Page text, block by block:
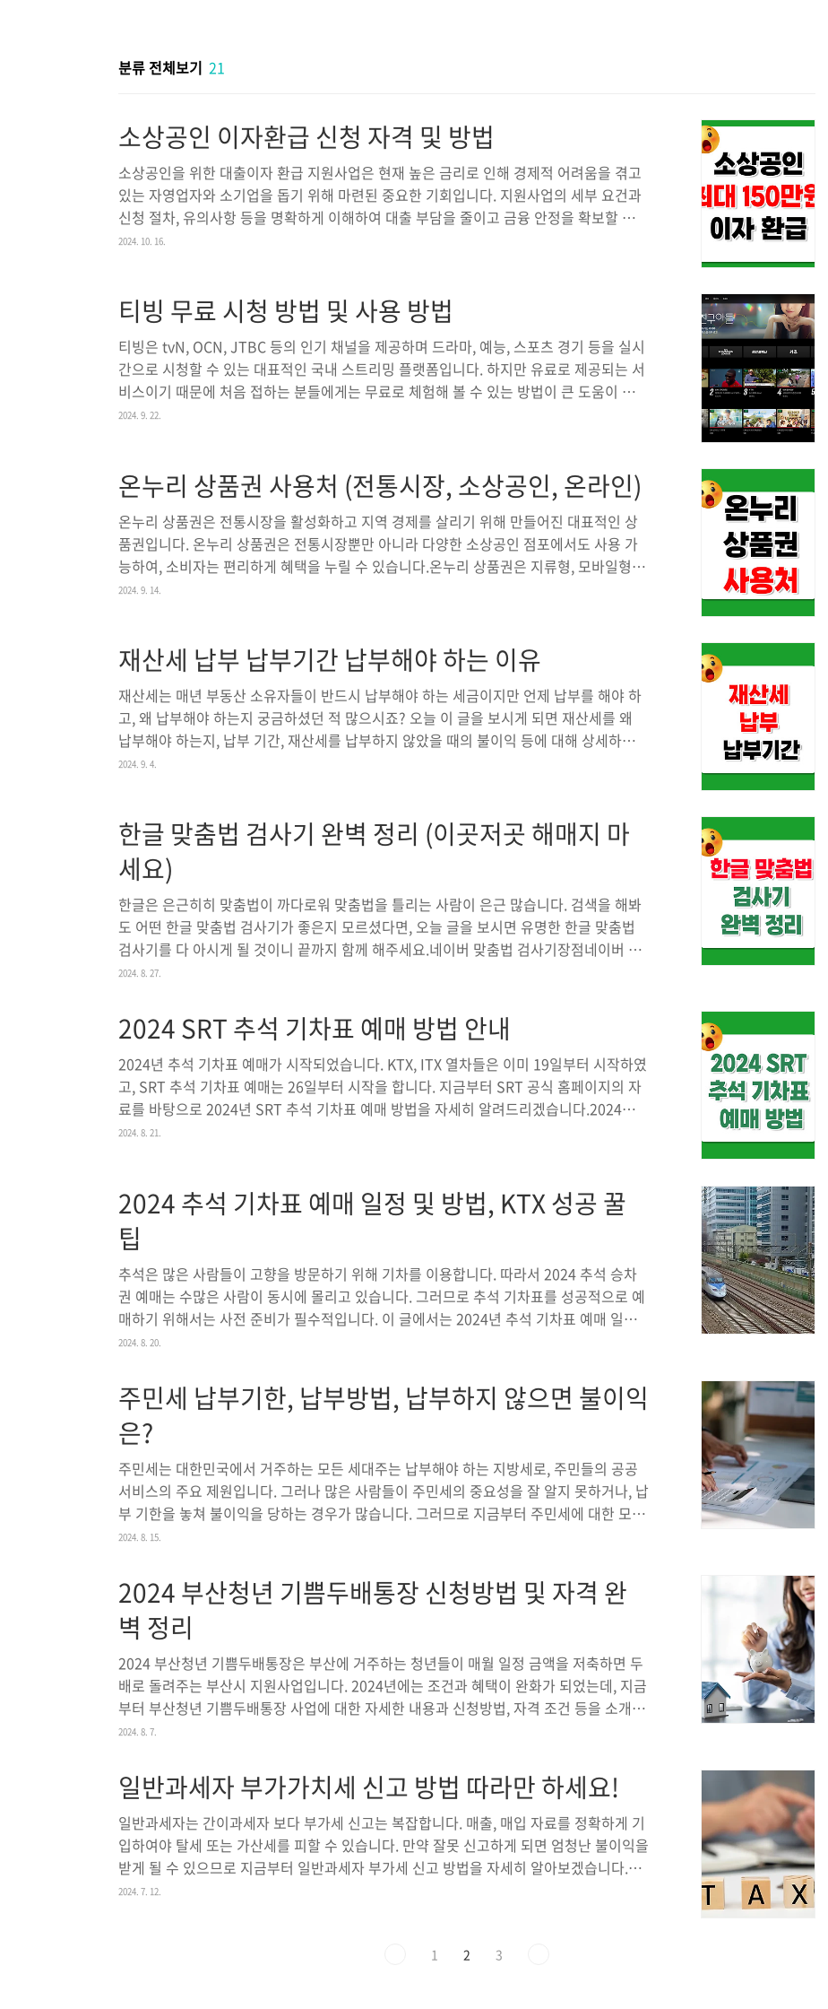
분류 전체보기 21
소상공인 이자환급 신청 자격 및 방법
소상공인을 위한 대출이자 환급 지원사업은 현재 높은 금리로 인해 경제적 어려움을 겪고
있는 자영업자와 소기업을 돕기 위해 마련된 중요한 기회입니다. 지원사업의 세부 요건과
신청 절차, 유의사항 등을 명확하게 이해하여 대출 부담을 줄이고 금융 안정을 확보할 수
있는 이 기회를 놓치지 않도록 하세요.소상공인 대출이자 환급 지원사업이번 소상공인 이
면서 많은 자영업자와 소기업이 자금 운용에 어려움을 겪고 있습니다.이러한 상황은 특히
중소기업이나 자영업자들에게 큰 부담이 될 수밖에 없습니다. 이러한 현실을 고려하여 중
소금융권에서 대출을 받은 소..
2024. 10. 16.
티빙 무료 시청 방법 및 사용 방법
티빙은 tvN, OCN, JTBC 등의 인기 채널을 제공하며 드라마, 예능, 스포츠 경기 등을 실시
간으로 시청할 수 있는 대표적인 국내 스트리밍 플랫폼입니다. 하지만 유료로 제공되는 서
비스이기 때문에 처음 접하는 분들에게는 무료로 체험해 볼 수 있는 방법이 큰 도움이 될
수 있습니다. 이번 글에서는 티빙의 이용방법과 한 달 무료로 보는 방법을 상세히 정리해드
티빙 이용하기스마트폰이나 태블릿을 통해 티빙을 이용하려면 먼저 해당 기기에 맞는 앱
을 설치해야 합니다. 안드로이드 사용자는 구글 플레이스토어, iOS 사용자라면 애플 앱스
토어에서..
2024. 9. 22.
온누리 상품권 사용처 (전통시장, 소상공인, 온라인)
온누리 상품권은 전통시장을 활성화하고 지역 경제를 살리기 위해 만들어진 대표적인 상
품권입니다. 온누리 상품권은 전통시장뿐만 아니라 다양한 소상공인 점포에서도 사용 가
능하여, 소비자는 편리하게 혜택을 누릴 수 있습니다.온누리 상품권은 지류형, 모바일형,
전자형으로 나뉘며, 각 유형에 따라 사용처가 다를 수 있습니다. 전통시장 외에도 많은 가
니다. 전국 대부분의 전통시장에서 온누리 상품권을 사용할 수 있으며, 지역마다 특색 있는
상품들을 구매할 수 있습니다. 예를 들어, 서울의 남대문시장, 부산의 자갈치시장, 대구의
서문시장 등 다양한 전통시장..
2024. 9. 14.
재산세 납부 납부기간 납부해야 하는 이유
재산세는 매년 부동산 소유자들이 반드시 납부해야 하는 세금이지만 언제 납부를 해야 하
고, 왜 납부해야 하는지 궁금하셨던 적 많으시죠? 오늘 이 글을 보시게 되면 재산세를 왜
납부해야 하는지, 납부 기간, 재산세를 납부하지 않았을 때의 불이익 등에 대해 상세하게
알아 가실 수 있을 겁니다.재산세를 납부하는 이유 재산세는 지자체의 중요한 세금이며, 이
재산세는 국가의 재정에 큰 역할을 합니다. 또한, 재산세는 부동산 시장을 조절하는 기능도
하며, 과도한 부동산 투기를 방지하는 역할도 합니다. 재산세 납부기간재산세는 매년 정해
진 기간에 납..
2024. 9. 4.
한글 맞춤법 검사기 완벽 정리 (이곳저곳 해매지 마
세요)
한글은 은근히히 맞춤법이 까다로워 맞춤법을 틀리는 사람이 은근 많습니다. 검색을 해봐
도 어떤 한글 맞춤법 검사기가 좋은지 모르셨다면, 오늘 글을 보시면 유명한 한글 맞춤법
검사기를 다 아시게 될 것이니 끝까지 함께 해주세요.네이버 맞춤법 검사기장점네이버 맞
춤법 검사기는 우리나라 사람들이 가장 많이 사용되는 도구 중 하나로, 사용자 입장을 생각
쉽게 확인할 수 있어, 실시간으로 맞춤법과 문법을 교정할 수 있습니다. 또 다른 장점은 네
이버의 검색 엔진과 연동되어 있어, 자주 검색되는 단어와 표현을 기준으로 최신의 맞춤법
규정을 반영한다는 점입니다. 이로 인해 실생활에서 자주 사용하는 표현들을 더 정확하게
교정할 수 있습니다..
2024. 8. 27.
2024 SRT 추석 기차표 예매 방법 안내
2024년 추석 기차표 예매가 시작되었습니다. KTX, ITX 열차들은 이미 19일부터 시작하였
고, SRT 추석 기차표 예매는 26일부터 시작을 합니다. 지금부터 SRT 공식 홈페이지의 자
료를 바탕으로 2024년 SRT 추석 기차표 예매 방법을 자세히 알려드리겠습니다.2024
SRT 추석 기차표 예매 일정 SRT는 서울 수서역을 출발해 호남선, 경부선, 경전선, 동해선,
합니다.2024 추석 승차권 대상 기간대상 기간: 2024년 9월 13일(금)부터 9월 18일(수)까
지 총 6일간예매 방법: 온라인(PC, 모바일) 및 전화 접수(..
2024. 8. 21.
2024 추석 기차표 예매 일정 및 방법, KTX 성공 꿀
팁
추석은 많은 사람들이 고향을 방문하기 위해 기차를 이용합니다. 따라서 2024 추석 승차
권 예매는 수많은 사람이 동시에 몰리고 있습니다. 그러므로 추석 기차표를 성공적으로 예
매하기 위해서는 사전 준비가 필수적입니다. 이 글에서는 2024년 추석 기차표 예매 일정
과 방법, 그리고 성공적인 예매를 위한 꿀팁을 자세히 안내합니다.2024 추석 승차권 예매
다. 예매는 교통지원대상자와 일반 고객으로 나누어 일정이 다르게 운영됩니다. 추석 기차
표 예매 바로가기👆 예매 일정 개요예매 기간: 2024년 8월 19일(월) ~ 2024년 8월 22일
(목)예매 대상자별 일정:8월 19일(월) ~ 8월 20일(화): 교통지원대..
2024. 8. 20.
주민세 납부기한, 납부방법, 납부하지 않으면 불이익
은?
주민세는 대한민국에서 거주하는 모든 세대주는 납부해야 하는 지방세로, 주민들의 공공
서비스의 주요 제원입니다. 그러나 많은 사람들이 주민세의 중요성을 잘 알지 못하거나, 납
부 기한을 놓쳐 불이익을 당하는 경우가 많습니다. 그러므로 지금부터 주민세에 대한 모든
정보를 알려드리겠습니다.주민세란? 주민세는 지방자치단체에서 거주자들에게 부과하는
재원은 도로, 공원, 복지 시설 등의 공공서비스 제공에 사용됩니다. 주민세는 크게 개인분
과 사업소분으로 나뉘며, 오늘은 주로 개인분에 대해 다룰 것입니다.주민세 납부하지 않으
면 불이익주민세는 필수적으로 납부해야 하는 세금입니다. 만약 납부 기한을 넘기거나 납
부하지 않으면 여러 가지 불..
2024. 8. 15.
2024 부산청년 기쁨두배통장 신청방법 및 자격 완
벽 정리
2024 부산청년 기쁨두배통장은 부산에 거주하는 청년들이 매월 일정 금액을 저축하면 두
배로 돌려주는 부산시 지원사업입니다. 2024년에는 조건과 혜택이 완화가 되었는데, 지금
부터 부산청년 기쁨두배통장 사업에 대한 자세한 내용과 신청방법, 자격 조건 등을 소개합
니다.2024년 부산청년 기쁨두배통장 부산청년 기쁨두배통장은 부산시에 거주하는 청년
해 주는 프로그램입니다. 이를 통해 청년들은 주거, 창업, 결혼, 교육 등 다양한 목적을 위
해 더 많은 금액을 모을 수 있습니다. 2024년에는 다음과 같은 변화가 있습니다.연령 조건:
기존 18 ~ 34세에서 18 ~ 39세로 확대근로 조건: 고용보험 가입 근로자에서 4대 보험 ..
2024. 8. 7.
일반과세자 부가가치세 신고 방법 따라만 하세요!
일반과세자는 간이과세자 보다 부가세 신고는 복잡합니다. 매출, 매입 자료를 정확하게 기
입하여야 탈세 또는 가산세를 피할 수 있습니다. 만약 잘못 신고하게 되면 엄청난 불이익을
받게 될 수 있으므로 지금부터 일반과세자 부가세 신고 방법을 자세히 알아보겠습니다.부
가세 신고 부가세는 제품이나 서비스의 공급자가 최종 소비자로부터 징수하여 정부에 납
가격에 포함되어 소비자가 부담하게 되며, 사업자는 이를 별도로 구분하여 신고합니다.부
2024. 7. 12.
1 2 3